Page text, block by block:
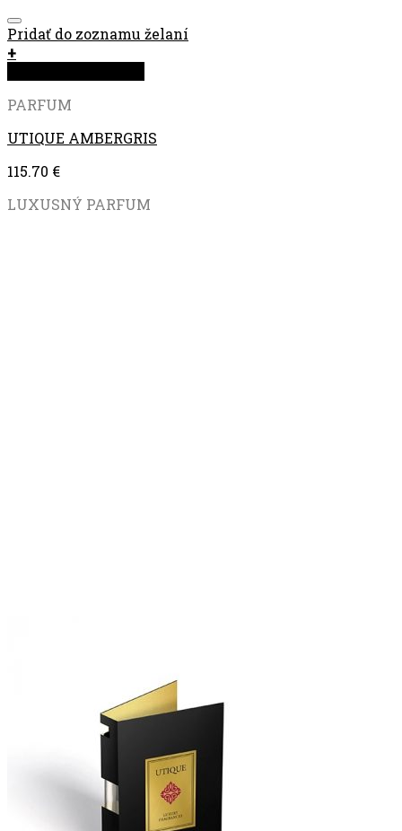
Pridať do zoznamu želaní
+
PARFUM
UTIQUE AMBERGRIS
115.70 €
LUXUSNÝ PARFUM